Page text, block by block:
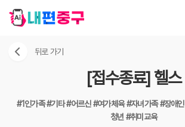
뒤로 가기
[접수종료] 헬스
#1인가족#기타#어르신#여가체육#자녀가족#장애인
청년#취미교육